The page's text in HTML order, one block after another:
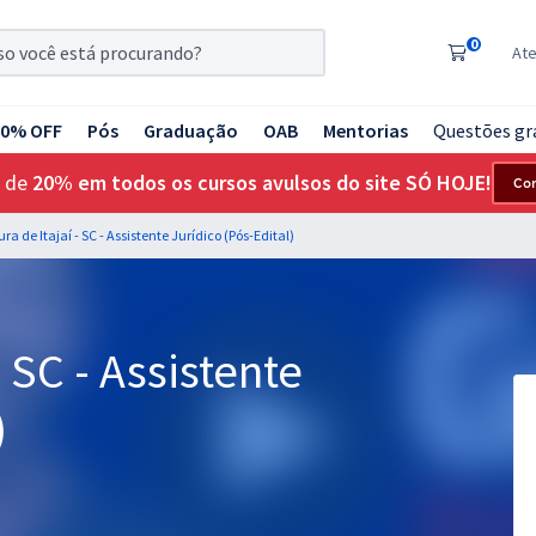
0
OFF Pós Graduação OAB Mentorias Questões
de 20% em todos os cursos avulsos do site SÓ HOJE!
de Itajaí - SC - Assistente Jurídico (Pós-Edital)
- Assistente